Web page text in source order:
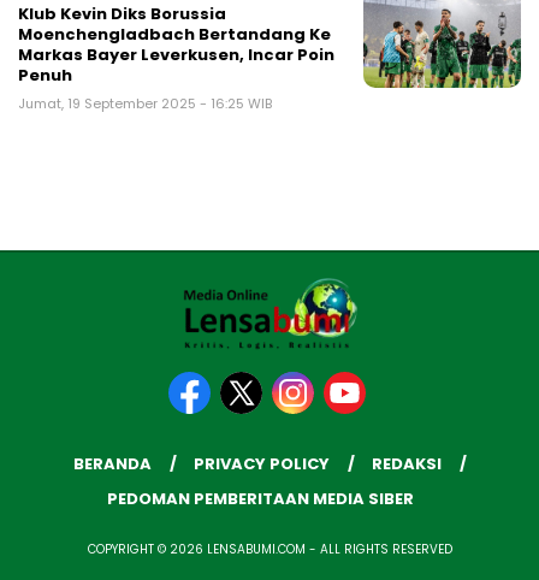
Klub Kevin Diks Borussia
Moenchengladbach Bertandang Ke
Markas Bayer Leverkusen, Incar Poin
Penuh
Jumat, 19 September 2025 - 16:25 WIB
BERANDA PRIVACY POLICY
REDAKSI
PEDOMAN PEMBERITAAN MEDIA SIBER
COPYRIGHT © 2026 LENSABUMI.COM - ALL RIGHTS RESERVED